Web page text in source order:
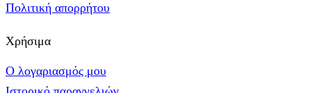
Πολιτική απορρήτου
Χρήσιμα
Ο λογαριασμός μου